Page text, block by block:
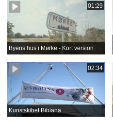
01:29
Byens hus i Mørke - Kort version
02:34
Kunstskibet Bibiana